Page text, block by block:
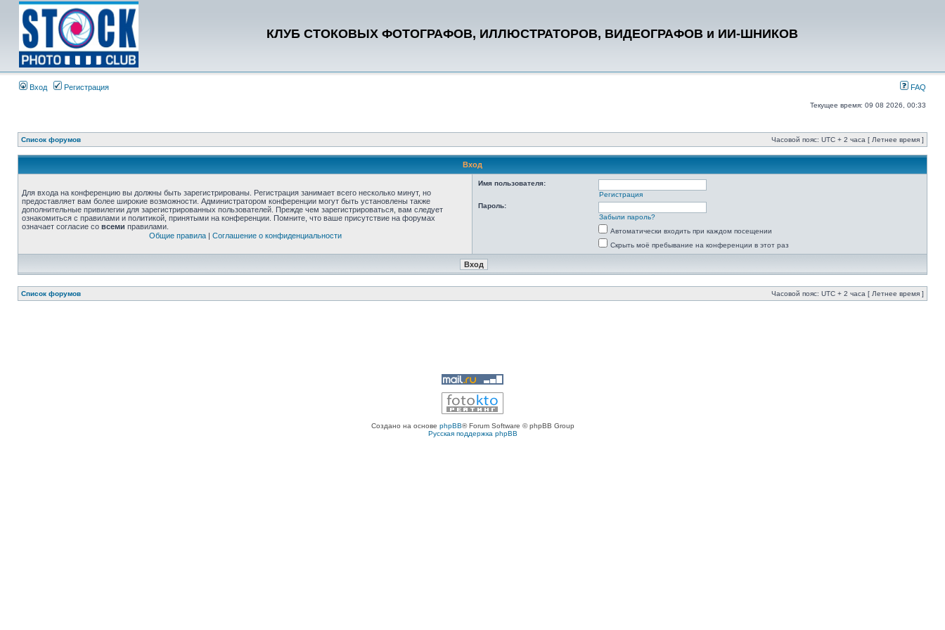
КЛУБ СТОКОВЫХ ФОТОГРАФОВ, ИЛЛЮСТРАТОРОВ, ВИДЕОГРАФОВ и ИИ-ШНИКОВ
Вход Регистрация FAQ
Текущее время: 09 08 2026, 00:33
Список форумов Часовой пояс: UTC + 2 часа [ Летнее время ]
Вход
Для входа на конференцию вы должны быть зарегистрированы. Регистрация занимает всего несколько минут, но
предоставляет вам более широкие возможности. Администратором конференции могут быть установлены также
дополнительные привилегии для зарегистрированных пользователей. Прежде чем зарегистрироваться, вам следует
ознакомиться с правилами и политикой, принятыми на конференции. Помните, что ваше присутствие на форумах
означает согласие со всеми правилами.
Общие правила| Соглашение о конфиденциальности
Имя пользователя:
Регистрация
Пароль:
Забыли пароль?
Автоматически входить при каждом посещении
Скрыть моё пребывание на конференции в этот раз
Список форумов Часовой пояс: UTC + 2 часа [ Летнее время ]
Создано на основе phpBB® Forum Software © phpBB Group
Русская поддержка phpBB